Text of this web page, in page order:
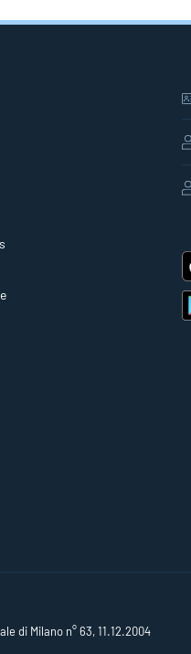
di Milano n° 63, 11.12.2004